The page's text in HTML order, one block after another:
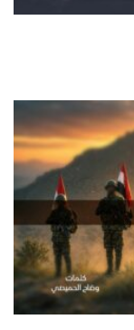
| عيسى الليث –
الليث
1439هـ